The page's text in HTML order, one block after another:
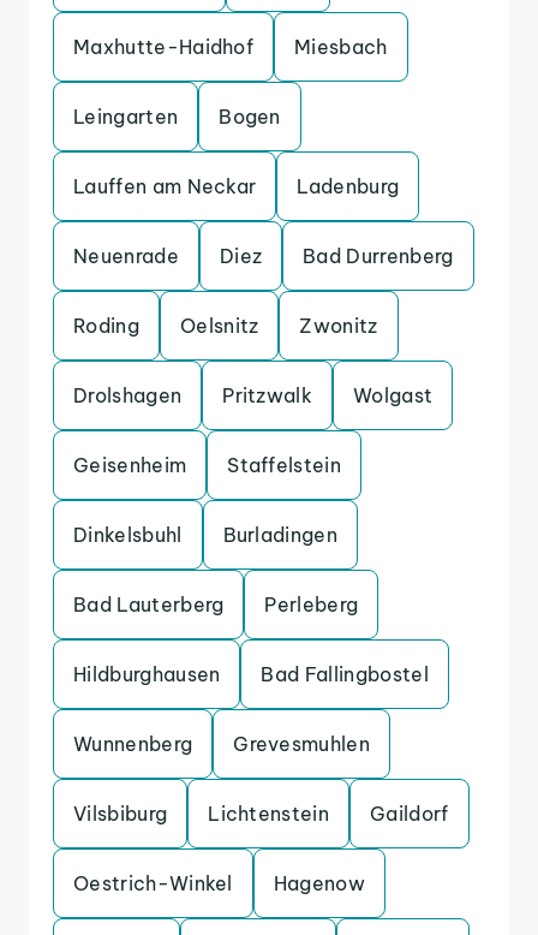
Maxhutte-Haidhof Miesbach
Leingarten Bogen
Lauffen am Neckar Ladenburg
Neuenrade Diez Bad Durrenberg
Roding Oelsnitz Zwonitz
Drolshagen Pritzwalk Wolgast
Geisenheim Staffelstein
Dinkelsbuhl Burladingen
Bad Lauterberg Perleberg
Hildburghausen Bad Fallingbostel
Wunnenberg Grevesmuhlen
Vilsbiburg Lichtenstein Gaildorf
Oestrich-Winkel Hagenow